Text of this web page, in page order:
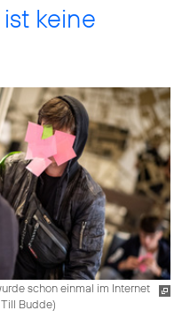
keine
schon einmal im Internet
Budde)